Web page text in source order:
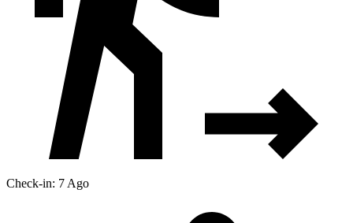
Check-in: 7 Ago